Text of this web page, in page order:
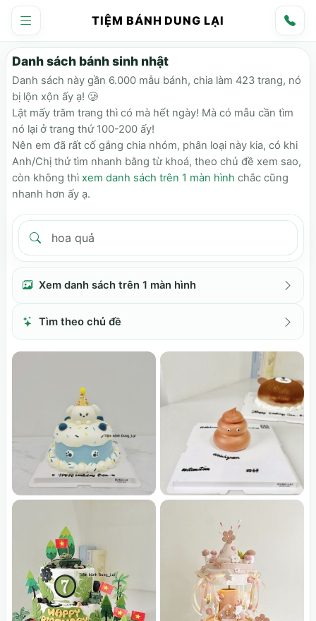
TIỆM BÁNH DUNG LẠI
Danh sách bánh sinh nhật
Danh sách này gần 6.000 mẫu bánh, chia làm 423 trang, nó
bị lộn xộn ấy ạ! 🥲
Lật mấy trăm trang thì có mà hết ngày! Mà có mẫu cần tìm
nó lại ở trang thứ 100-200 ấy!
Nên em đã rất cố gắng chia nhóm, phân loại này kia, có khi
Anh/Chị thử tìm nhanh bằng từ khoá, theo chủ đề xem sao,
còn không thì xem danh sách trên 1 màn hình chắc cũng
nhanh hơn ấy ạ.
Xem danh sách trên 1 màn hình
Tìm theo chủ đề